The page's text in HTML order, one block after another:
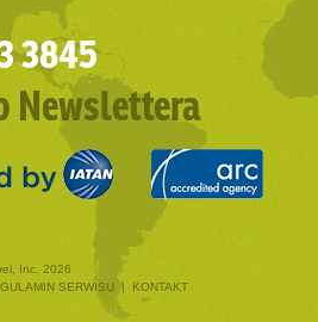
3845
Newslettera
Inc. 2026
SERWISU | KONTAKT